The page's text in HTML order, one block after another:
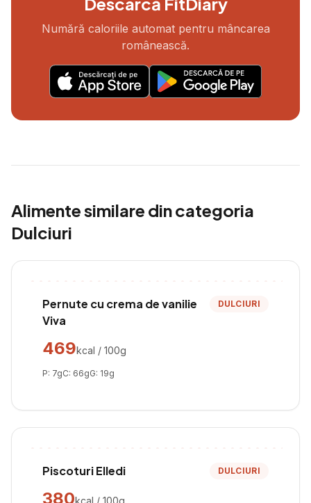
Numără caloriile automat pentru mâncarea
românească.
Alimente similare din categoria
Dulciuri
Pernute cu crema de vanilie
Viva
DULCIURI
469kcal / 100g
P: 7gC: 66gG: 19g
Piscoturi Elledi DULCIURI
380kcal / 100g